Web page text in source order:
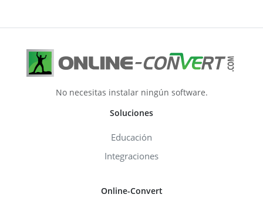
No necesitas instalar ningún software.
Soluciones
Educación
Integraciones
Online-Convert